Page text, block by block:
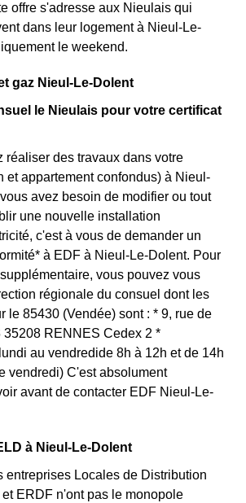
offre s'adresse aux Nieulais qui
dans leur logement à Nieul-Le-
le weekend.
gaz Nieul-Le-Dolent
le Nieulais pour votre certificat
réaliser des travaux dans votre
et appartement confondus) à Nieul-
avez besoin de modifier ou tout
une nouvelle installation
c'est à vous de demander un
à EDF à Nieul-Le-Dolent. Pour
vous pouvez vous
régionale du consuel dont les
le 85430 (Vendée) sont : * 9, rue de
35208 RENNES Cedex 2 *
au vendredide 8h à 12h et de 14h
vendredi) C'est absolument
avant de contacter EDF Nieul-Le-
à Nieul-Le-Dolent
entreprises Locales de Distribution
ERDF n'ont pas le monopole